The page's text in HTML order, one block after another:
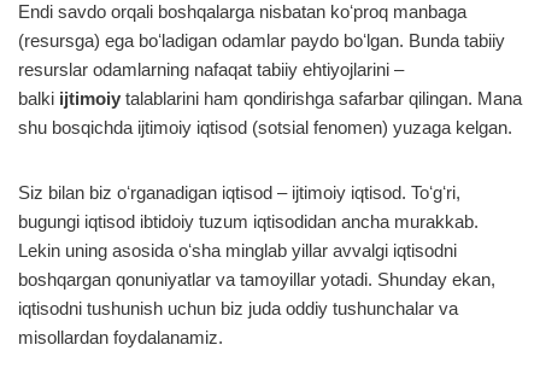
Endi savdo orqali boshqalarga nisbatan koʻproq manbaga
(resursga) ega boʻladigan odamlar paydo boʻlgan. Bunda tabiiy
resurslar odamlarning nafaqat tabiiy ehtiyojlarini –
balki ijtimoiy talablarini ham qondirishga safarbar qilingan. Mana
shu bosqichda ijtimoiy iqtisod (sotsial fenomen) yuzaga kelgan.
Siz bilan biz oʻrganadigan iqtisod – ijtimoiy iqtisod. Toʻgʻri,
bugungi iqtisod ibtidoiy tuzum iqtisodidan ancha murakkab.
Lekin uning asosida oʻsha minglab yillar avvalgi iqtisodni
boshqargan qonuniyatlar va tamoyillar yotadi. Shunday ekan,
iqtisodni tushunish uchun biz juda oddiy tushunchalar va
misollardan foydalanamiz.